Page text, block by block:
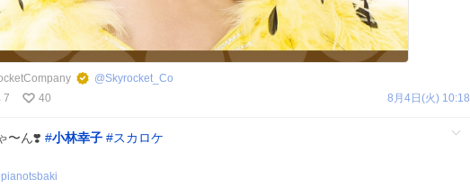
@Skyrocket_Co
7
40 8月4日(火) 10:18
〜ん❣️ #小林幸子 #スカロケ
pianotsbaki